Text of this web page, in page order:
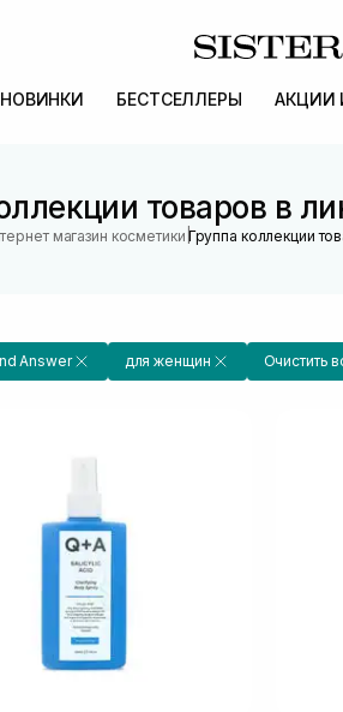
НОВИНКИ БЕСТСЕЛЛЕРЫ АКЦИИ
товаров в
магазин косметики |Группа коллекции
Answer для женщин Очистить